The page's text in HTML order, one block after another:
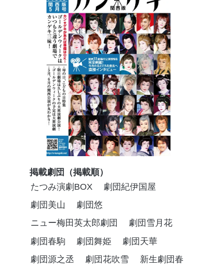
掲載劇団（掲載順）
たつみ演劇BOX
劇団紀伊国屋
劇団美山
劇団悠
ニュー梅田英太郎劇団
劇団雪月花
劇団春駒
劇団舞姫
劇団天華
劇団源之丞
劇団花吹雪
新生劇団春